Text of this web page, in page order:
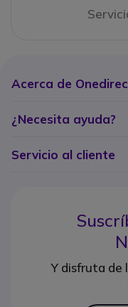
Acerca de
¿Necesita ayuda?
Servicio al cliente
Y disfruta de